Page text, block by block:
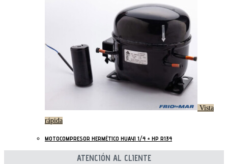
Vista
rápida
MOTOCOMPRESOR HERMÉTICO HUAYI 1/4 + HP R134
ATENCIÓN AL CLIENTE